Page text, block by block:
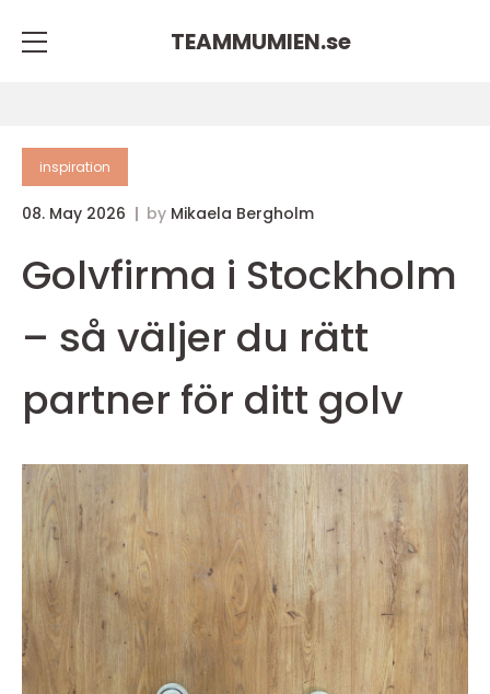
TEAMMUMIEN.se
inspiration
08. May 2026 by Mikaela Bergholm
Golvfirma i Stockholm
– så väljer du rätt
partner för ditt golv